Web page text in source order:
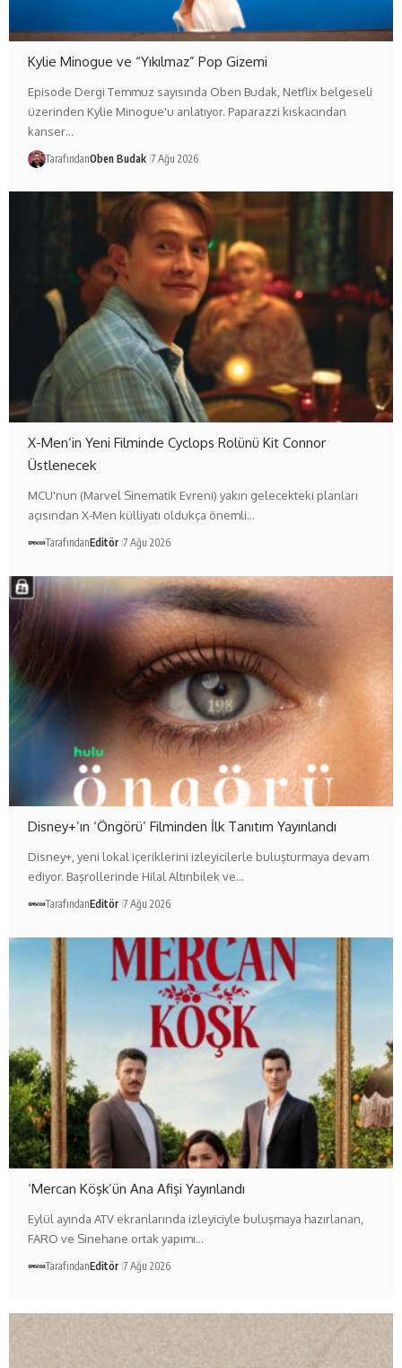
Kylie Minogue ve “Yıkılmaz” Pop Gizemi
Episode Dergi Temmuz sayısında Oben Budak, Netflix belgeseli
üzerinden Kylie Minogue'u anlatıyor. Paparazzi kıskacından
kanser…
TarafındanOben Budak 7 Ağu 2026
X-Men’in Yeni Filminde Cyclops Rolünü Kit Connor
Üstlenecek
MCU'nun (Marvel Sinematik Evreni) yakın gelecekteki planları
açısından X-Men külliyatı oldukça önemli…
TarafındanEditör 7 Ağu 2026
Disney+’ın ‘Öngörü’ Filminden İlk Tanıtım Yayınlandı
Disney+, yeni lokal içeriklerini izleyicilerle buluşturmaya devam
ediyor. Başrollerinde Hilal Altınbilek ve…
TarafındanEditör 7 Ağu 2026
‘Mercan Köşk’ün Ana Afişi Yayınlandı
Eylül ayında ATV ekranlarında izleyiciyle buluşmaya hazırlanan,
FARO ve Sinehane ortak yapımı…
TarafındanEditör 7 Ağu 2026